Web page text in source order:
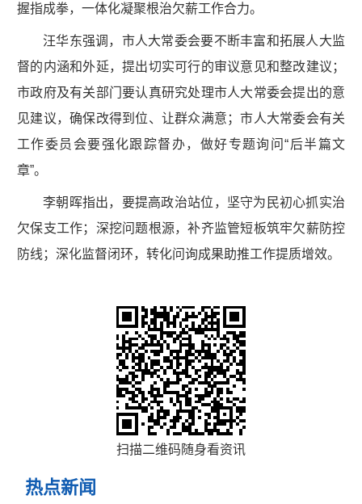
握指成拳，一体化凝聚根治欠薪工作合力。
汪华东强调，市人大常委会要不断丰富和拓展人大监
督的内涵和外延，提出切实可行的审议意见和整改建议；
市政府及有关部门要认真研究处理市人大常委会提出的意
见建议，确保改得到位、让群众满意；市人大常委会有关
工作委员会要强化跟踪督办，做好专题询问“后半篇文
章”。
李朝晖指出，要提高政治站位，坚守为民初心抓实治
欠保支工作；深挖问题根源，补齐监管短板筑牢欠薪防控
防线；深化监督闭环，转化问询成果助推工作提质增效。
扫描二维码随身看资讯
热点新闻